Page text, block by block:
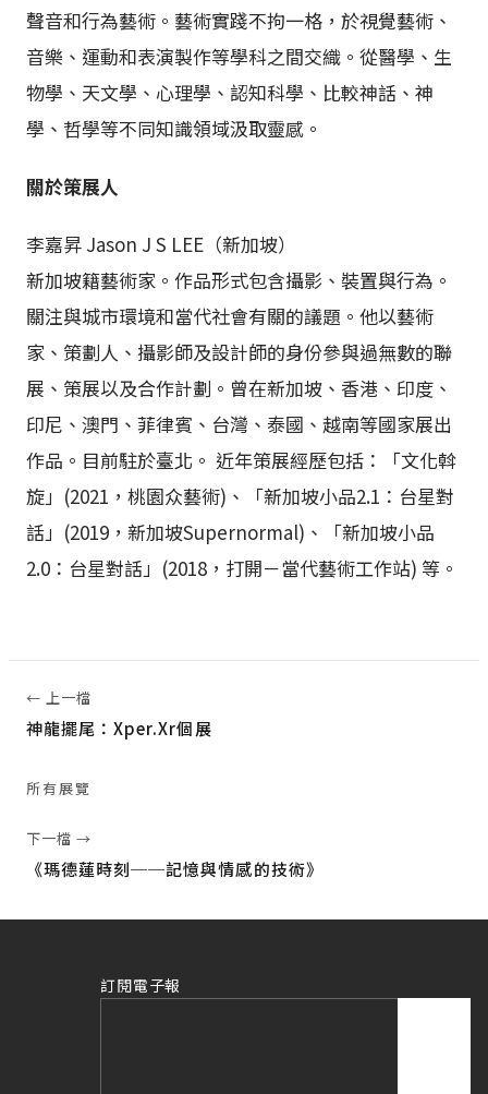
聲音和行為藝術。藝術實踐不拘一格，於視覺藝術、
音樂、運動和表演製作等學科之間交織。從醫學、生
物學、天文學、心理學、認知科學、比較神話、神
學、哲學等不同知識領域汲取靈感。
關於策展人
李嘉昇 Jason J S LEE（新加坡）
新加坡籍藝術家。作品形式包含攝影、裝置與行為。
關注與城市環境和當代社會有關的議題。他以藝術
家、策劃人、攝影師及設計師的身份參與過無數的聯
展、策展以及合作計劃。曾在新加坡、香港、印度、
印尼、澳門、菲律賓、台灣、泰國、越南等國家展出
作品。目前駐於臺北。 近年策展經歷包括：「文化斡
旋」(2021，桃園众藝術)、「新加坡小品2.1：台星對
話」(2019，新加坡Supernormal)、「新加坡小品
2.0：台星對話」(2018，打開－當代藝術工作站) 等。
← 上一檔
神龍擺尾：Xper.Xr個展
所有展覽
下一檔 →
《瑪德蓮時刻──記憶與情感的技術》
訂閱電子報